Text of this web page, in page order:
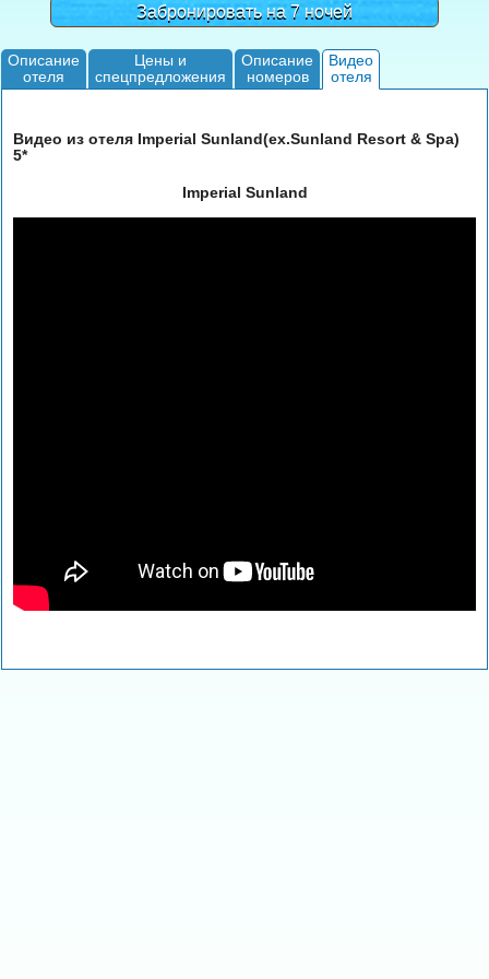
Забронировать на 7 ночей
Описание
отеля
Цены и
спецпредложения
Описание
номеров
Видео
отеля
Видео из отеля Imperial Sunland(ex.Sunland Resort & Spa)
5*
Imperial Sunland